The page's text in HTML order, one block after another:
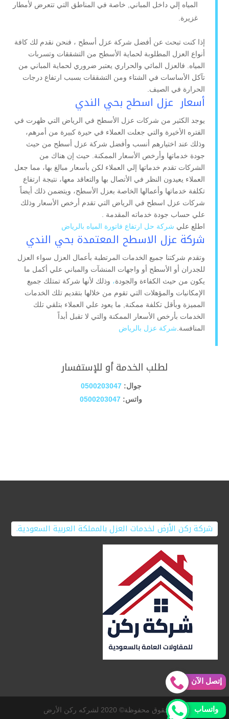
المياه إلي داخل المباني, خاصة في المناطق التي تتعرض لأمطار
غزيرة.
إذا كنت تبحث عن أفضل شركة عزل أسطح ، فنحن نقدم لك كافة
أنواع العزل المطلوبة لحماية الأسطح من التشققات وتسربات
المياه. فالعزل المائي والحراري يعتبر ضروري لحماية المباني من
تآكل الأساسات في الشتاء ومن التشققات بسبب ارتفاع درجات
الحرارة في الصيف.
أسعار عزل اسطح بحي الندي
يوجد الكثير من شركات عزل الأسطح في الرياض التي ظهرت في
الفتره الأخيرة والتي جعلت العملاء في حيرة كبيرة من أمرهم،
وذلك عند اختيارهم أنسب وأفضل شركة عزل أسطح من حيث
جودة خدماتها وأرخص الأسعار الممكنة. حيث إن هناك من
الشركات تقدم خدماتها إلي العملاء لكن بأسعار مبالغ بها، مما جعل
العملاء يعيدون النظر في الأتصال بها والتعاقد معها، نتيجة ارتفاع
تكلفة خدماتها وأعمالها الخاصة بعزل الأسطح، ويتضمن ذلك أيضاً
شركات عزل اسطح في الرياض التي تقدم أرخص الأسعار وذلك
علي حساب جودة خدماته المقدمة .
اطلع علي شركة حل ارتفاع فاتورة المياه بالرياض
شركة عزل الاسطح المعتمدة بحي الندي
وتقدم شركتنا جميع الخدمات المرتطبة بأعمال العزل سواء العزل
للجدران أو الأسطح أو واجهات المنشآت والمباني علي أكمل ما
يكون من حيث الكفاءة والجودة، وذلك لأنها شركة تمتلك جميع
الإمكانيات والمؤهلات التي تقوم من خلالها بتقديم تلك الخدمات
المميزة وبأقل تكلفة ممكنة, ما يعود علي العملاء بتلقي تلك
الخدمات بأرخص الأسعار الممكنة والتي لا تقبل أبداً
المنافسة.شركة عزل بالرياض
لطلب الخدمة أو للإستفسار
جوال:0500203047
واتس: 0500203047
شركة ركن الأرض لخدمات العزل بالمملكة العربية السعودية.
جميع حقوق محفوظة© 2020 لشركه ركن الأرض
إتصل الآن
واتساب